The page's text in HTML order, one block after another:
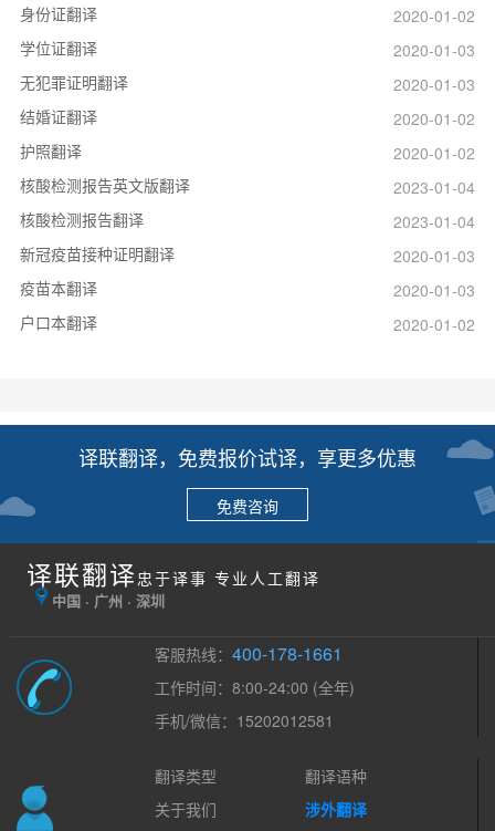
身份证翻译
2020-01-02
学位证翻译
2020-01-03
无犯罪证明翻译
2020-01-03
结婚证翻译
2020-01-02
护照翻译
2020-01-02
核酸检测报告英文版翻译
2023-01-04
核酸检测报告翻译
2023-01-04
新冠疫苗接种证明翻译
2020-01-03
疫苗本翻译
2020-01-03
户口本翻译
2020-01-02
译联翻译，免费报价试译，享更多优惠
免费咨询
译联翻译 忠于译事 专业人工翻译
中国 · 广州 · 深圳
客服热线：400-178-1661
工作时间：8:00-24:00 (全年)
手机/微信：15202012581
翻译类型
翻译语种
关于我们
涉外翻译